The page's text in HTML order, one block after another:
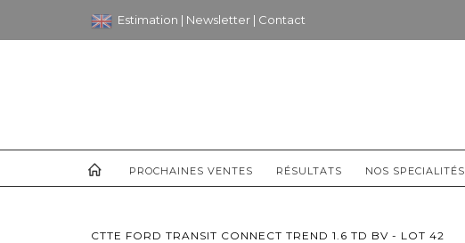
Estimation | Newsletter | Contact
PROCHAINES VENTES RÉSULTATS NOS SPECIALITÉS
CTTE FORD TRANSIT CONNECT TREND 1.6 TD BV - LOT 42